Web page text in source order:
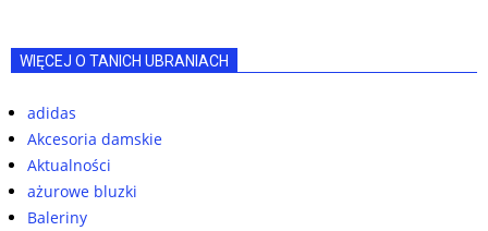
WIĘCEJ O TANICH UBRANIACH
adidas
Akcesoria damskie
Aktualności
ażurowe bluzki
Baleriny